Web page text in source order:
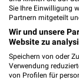
Sie Ihre Einwilligung
Partnern mitgeteilt
Wir und unsere
Website zu
Speichern von oder
Verwendung
von Profilen für